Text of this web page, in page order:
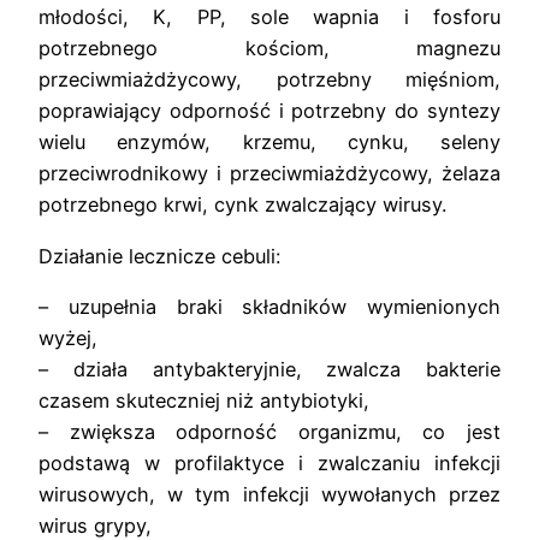
młodości, K, PP, sole wapnia i fosforu
potrzebnego kościom, magnezu
przeciwmiażdżycowy, potrzebny mięśniom,
poprawiający odporność i potrzebny do syntezy
wielu enzymów, krzemu, cynku, seleny
przeciwrodnikowy i przeciwmiażdżycowy, żelaza
potrzebnego krwi, cynk zwalczający wirusy.
Działanie lecznicze cebuli:
– uzupełnia braki składników wymienionych
wyżej,
– działa antybakteryjnie, zwalcza bakterie
czasem skuteczniej niż antybiotyki,
– zwiększa odporność organizmu, co jest
podstawą w profilaktyce i zwalczaniu infekcji
wirusowych, w tym infekcji wywołanych przez
wirus grypy,